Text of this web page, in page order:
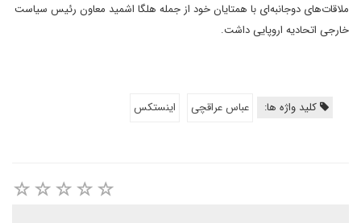
ملاقات‌های دوجانبه‌ای با همتایان خود از جمله هلگا اشمید معاون رئیس سیاست
خارجی اتحادیه اروپایی داشت.
کلید واژه ها: عباس عراقچی اینستکس